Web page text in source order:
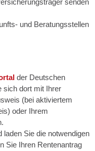
senden
und Beratungsstellen
der Deutschen
sich dort mit Ihrer
(bei aktiviertem
oder Ihrem
laden Sie die notwendigen
Sie Ihren Rentenantrag